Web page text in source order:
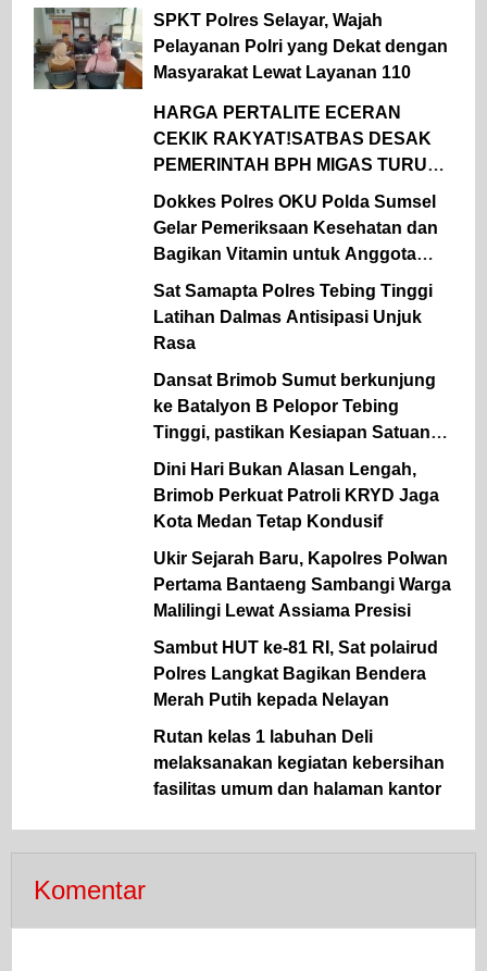
SPKT Polres Selayar, Wajah
Pelayanan Polri yang Dekat dengan
Masyarakat Lewat Layanan 110
HARGA PERTALITE ECERAN
CEKIK RAKYAT!SATBAS DESAK
PEMERINTAH BPH MIGAS TURUN
TANGAN
Dokkes Polres OKU Polda Sumsel
Gelar Pemeriksaan Kesehatan dan
Bagikan Vitamin untuk Anggota
Polsek Semidang Aji
Sat Samapta Polres Tebing Tinggi
Latihan Dalmas Antisipasi Unjuk
Rasa
Dansat Brimob Sumut berkunjung
ke Batalyon B Pelopor Tebing
Tinggi, pastikan Kesiapan Satuan
dan dukung ketahanan Pangan
Dini Hari Bukan Alasan Lengah,
Brimob Perkuat Patroli KRYD Jaga
Kota Medan Tetap Kondusif
Ukir Sejarah Baru, Kapolres Polwan
Pertama Bantaeng Sambangi Warga
Malilingi Lewat Assiama Presisi
Sambut HUT ke-81 RI, Sat polairud
Polres Langkat Bagikan Bendera
Merah Putih kepada Nelayan
Rutan kelas 1 labuhan Deli
melaksanakan kegiatan kebersihan
fasilitas umum dan halaman kantor
Komentar